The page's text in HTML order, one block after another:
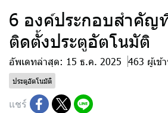
6 องค์ประกอบสำคัญ
ติดตั้งประตูอัตโนมัติ
อัพเดทล่าสุด: 15 ธ.ค. 2025 463 ผู้เข้
ประตูอัตโนมัติ
แชร์